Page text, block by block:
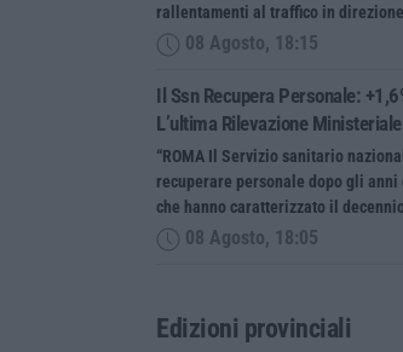
rallentamenti al traffico in
08 Agosto, 18:15
Il Ssn Recupera Personale:
L’ultima Rilevazione Ministeriale
“ROMA Il Servizio sanitario
recuperare personale dopo gli anni
che hanno caratterizzato il
08 Agosto, 18:05
Edizioni provinciali